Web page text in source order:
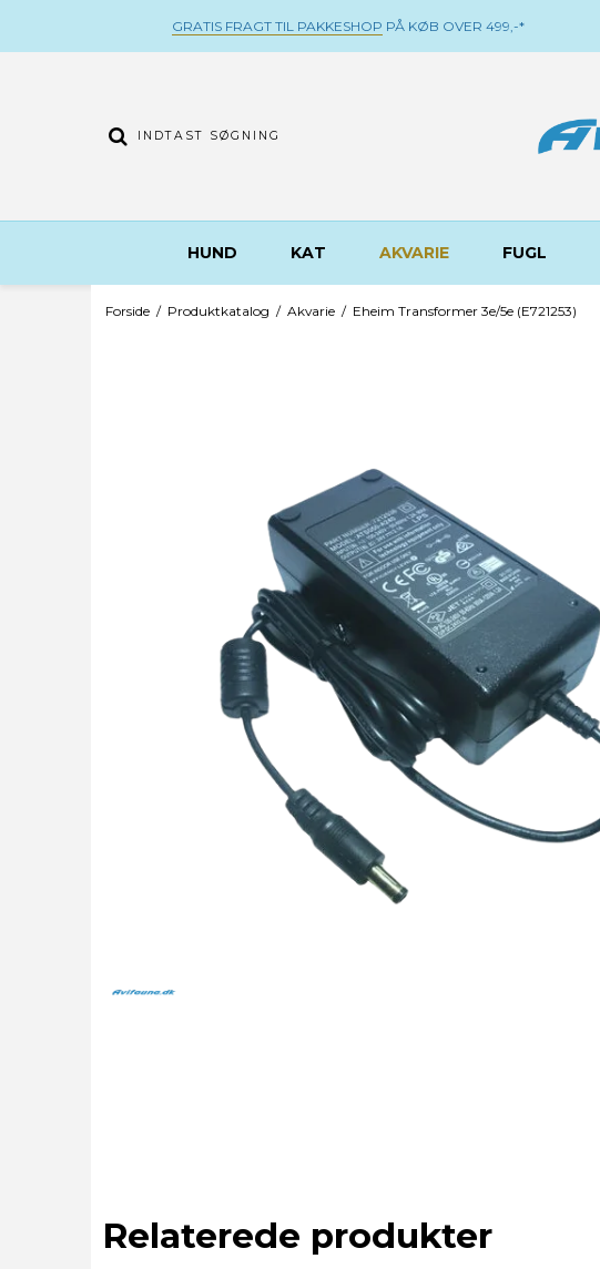
GRATIS FRAGT TIL PAKKESHOP PÅ KØB OVER 499,-*
HUND KAT AKVARIE FUGL
Forside / Produktkatalog / Akvarie / Eheim Transformer 3e/5e (E721253)
Relaterede produkter